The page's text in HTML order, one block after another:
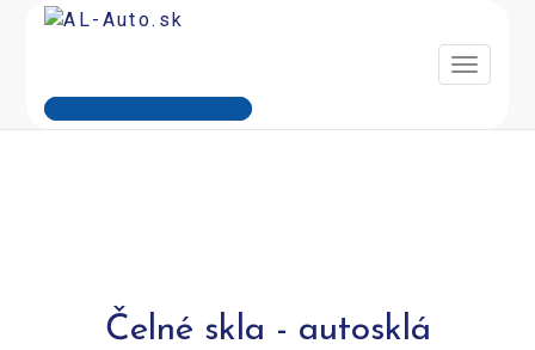
ONLINE CENOVÁ PONUKA
Čelné skla - autosklá